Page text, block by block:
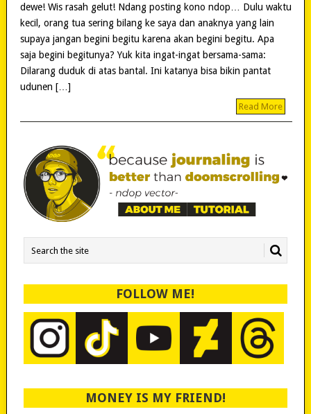
dewe! Wis rasah gelut! Ndang posting kono ndop… Dulu waktu
kecil, orang tua sering bilang ke saya dan anaknya yang lain
supaya jangan begini begitu karena akan begini begitu. Apa
saja begini begitunya? Yuk kita ingat-ingat bersama-sama:
Dilarang duduk di atas bantal. Ini katanya bisa bikin pantat
udunen […]
Read More
FOLLOW ME!
MONEY IS MY FRIEND!